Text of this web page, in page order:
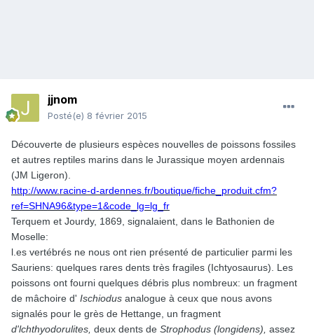
jjnom
Posté(e) 8 février 2015
Découverte de plusieurs espèces nouvelles de poissons fossiles
et autres reptiles marins dans le Jurassique moyen ardennais
(JM Ligeron).
http://www.racine-d-ardennes.fr/boutique/fiche_produit.cfm?
ref=SHNA96&type=1&code_lg=lg_fr
Terquem et Jourdy, 1869, signalaient, dans le Bathonien de
Moselle:
l.es vertébrés ne nous ont rien présenté de particulier parmi les
Sauriens: quelques rares dents très fragiles (Ichtyosaurus). Les
poissons ont fourni quelques débris plus nombreux: un fragment
de mâchoire d' Ischiodus analogue à ceux que nous avons
signalés pour le grès de Hettange, un fragment
d'lchthyodorulites, deux dents de Strophodus (longidens), assez